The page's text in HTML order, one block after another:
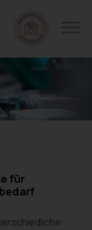
für